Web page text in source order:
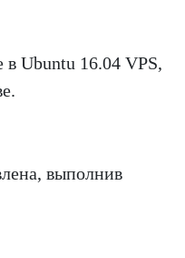
в Ubuntu 16.04 VPS,
выполнив